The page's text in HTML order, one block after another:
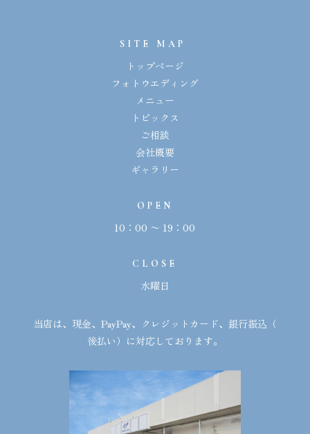
SITE MAP
トップページ
フォトウエディング
メニュー
トピックス
ご相談
会社概要
ギャラリー
OPEN
10：00 〜 19：00
CLOSE
水曜日
当店は、現金、 PayPay、クレジットカード、銀行振込（
後払い）に対応しております。